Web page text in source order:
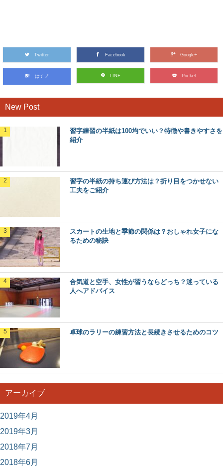
Twitter Facebook Google+
はてブ LINE Pocket
New Post
習字練習の半紙は100均でいい？特徴や書きやすさを
紹介
習字の半紙の持ち運び方法は？折り目をつかせない
工夫をご紹介
スカートの生地と季節の関係は？おしゃれ女子にな
るための秘訣
合気道と空手、女性が習うならどっち？迷っている
人へアドバイス
卓球のラリーの練習方法と長続きさせるためのコツ
アーカイブ
2019年4月
2019年3月
2018年7月
2018年6月